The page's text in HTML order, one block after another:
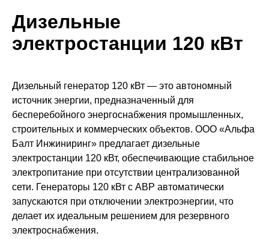
Сервис
Проекты
Дизельные
электростанции 120 кВт
Дизельный генератор 120 кВт — это автономный
источник энергии, предназначенный для
бесперебойного энергоснабжения промышленных,
строительных и коммерческих объектов. ООО «Альфа
Балт Инжиниринг» предлагает дизельные
электростанции 120 кВт, обеспечивающие стабильное
электропитание при отсутствии централизованной
сети. Генераторы 120 кВт с АВР автоматически
запускаются при отключении электроэнергии, что
делает их идеальным решением для резервного
электроснабжения.